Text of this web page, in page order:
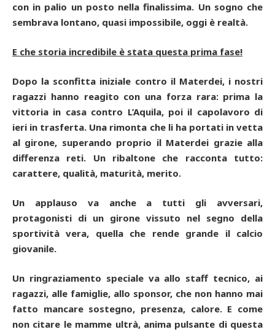
con in palio un posto nella finalissima. Un sogno che
sembrava lontano, quasi impossibile, oggi è realtà.
E che storia incredibile è stata questa prima fase!
Dopo la sconfitta iniziale contro il Materdei, i nostri
ragazzi hanno reagito con una forza rara: prima la
vittoria in casa contro L’Aquila, poi il capolavoro di
ieri in trasferta. Una rimonta che li ha portati in vetta
al girone, superando proprio il Materdei grazie alla
differenza reti. Un ribaltone che racconta tutto:
carattere, qualità, maturità, merito.
Un applauso va anche a tutti gli avversari,
protagonisti di un girone vissuto nel segno della
sportività vera, quella che rende grande il calcio
giovanile.
Un ringraziamento speciale va allo staff tecnico, ai
ragazzi, alle famiglie, allo sponsor, che non hanno mai
fatto mancare sostegno, presenza, calore. E come
non citare le mamme ultrà, anima pulsante di questa